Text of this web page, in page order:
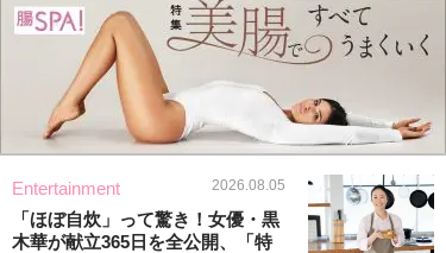
Entertainment 2026.08.05
「ほぼ自炊」って驚き！女優・黒
木華が献立365日を全公開、「特